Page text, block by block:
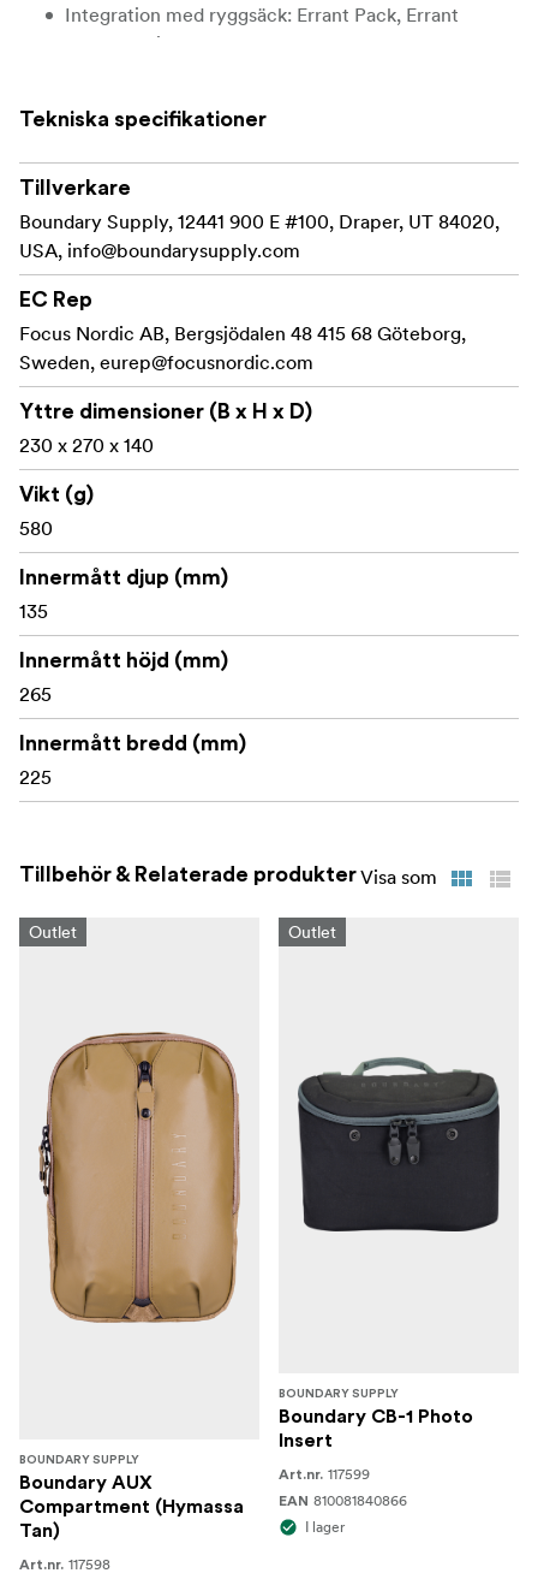
Integration med ryggsäck: Errant Pack, Errant
Duffel, Arris och Rennen
ACC Strap ingår
Förvarar flera objektiv/kamerahus
Perfekt för drönare och spegellösa kameror
360° Hardshell Protection
500D Nylon Kodra med Barricade™ DWR spillsäker
beläggning
Hårt skal som skyddar
Slagtålig EVA-skumsvamp
Reptåligt Velex-foder säkrar skyddande avdelare
Tekniska specifikationer
Tillverkare
Boundary Supply, 12441 900 E #100, Draper, UT 84020,
USA, info@boundarysupply.com
EC Rep
Focus Nordic AB, Bergsjödalen 48 415 68 Göteborg,
Sweden, eurep@focusnordic.com
Yttre dimensioner (B x H x D)
230 x 270 x 140
Vikt (g)
580
Innermått djup (mm)
135
Innermått höjd (mm)
265
Innermått bredd (mm)
225
Tillbehör & Relaterade produkterVisa som
Outlet
BOUNDARY SUPPLY
Boundary AUX
Compartment (Hymassa
Tan)
Art.nr. 117598
Outlet
BOUNDARY SUPPLY
Boundary CB-1 Photo
Insert
Art.nr. 117599
EAN 810081840866
I lager